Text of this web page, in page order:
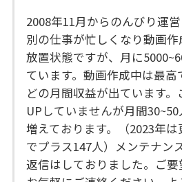
2008年11月からのんびり運営
別の仕事が忙しくなり動画
放置状態ですが、月に
ています。動画作成中は最高
どの月間収益が出ています
UPしていませんが月間
増えております。（2023年
でプラス147人）メンテナン
返信はしておりました。ご